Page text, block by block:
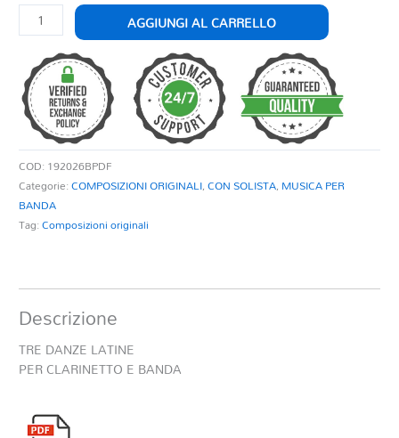
TRE
DANZE
LATINE
PER
CLARINETTO
E
BANDA
quantità
AGGIUNGI AL CARRELLO
COD: 192026BPDF
Categorie:COMPOSIZIONI ORIGINALI,CON SOLISTA, MUSICA PER
BANDA
Tag:Composizioni originali
Descrizione
TRE DANZE LATINE
PER CLARINETTO E BANDA